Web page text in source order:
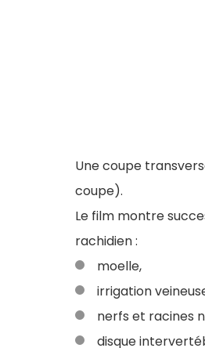
Une coupe
coupe).
Le film montre
rachidien :
moelle,
irrigation
nerfs et racines
disque